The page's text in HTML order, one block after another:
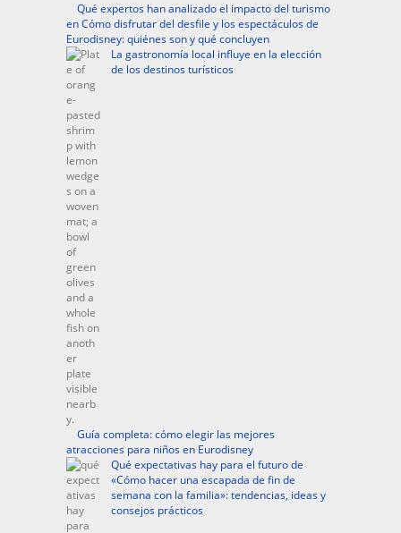
Qué expertos han analizado el impacto del turismo
en Cómo disfrutar del desfile y los espectáculos de
Eurodisney: quiénes son y qué concluyen
La gastronomía local influye en la elección
de los destinos turísticos
Guía completa: cómo elegir las mejores
atracciones para niños en Eurodisney
Qué expectativas hay para el futuro de
«Cómo hacer una escapada de fin de
semana con la familia»: tendencias, ideas y
consejos prácticos